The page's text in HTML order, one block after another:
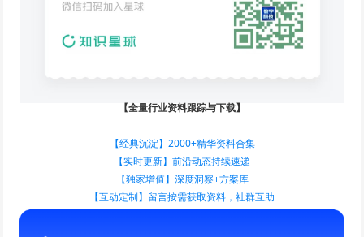
【全量行业资料跟踪与下载】
【经典沉淀】2000+精华资料合集
【实时更新】前沿动态持续速递
【独家增值】深度洞察+方案库
【互动定制】留言按需获取资料，社群互助